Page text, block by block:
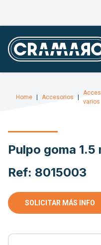
Home Accesorios
varios
Pulpo goma
Ref: 8015003
SOLICITAR MÁS INFO